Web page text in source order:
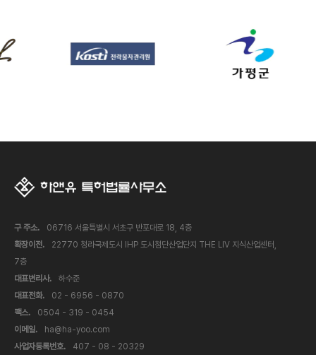
구 주소.
06716 서울특별시 서초구 반포대로 18, 4층
확장이전.
22770 청라국제도시 IHP 도시첨단산업단지 THE LIV 지식산업센터,
7층
대표변리사.
하수준
대표전화.
02 - 6956 - 0870
팩스.
0504 - 319 - 0454
이메일.
ha@ha-yoo.com
사업자등록번호.
407 - 08 - 20329